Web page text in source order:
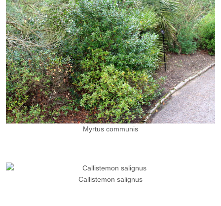
Myrtus communis
Callistemon salignus